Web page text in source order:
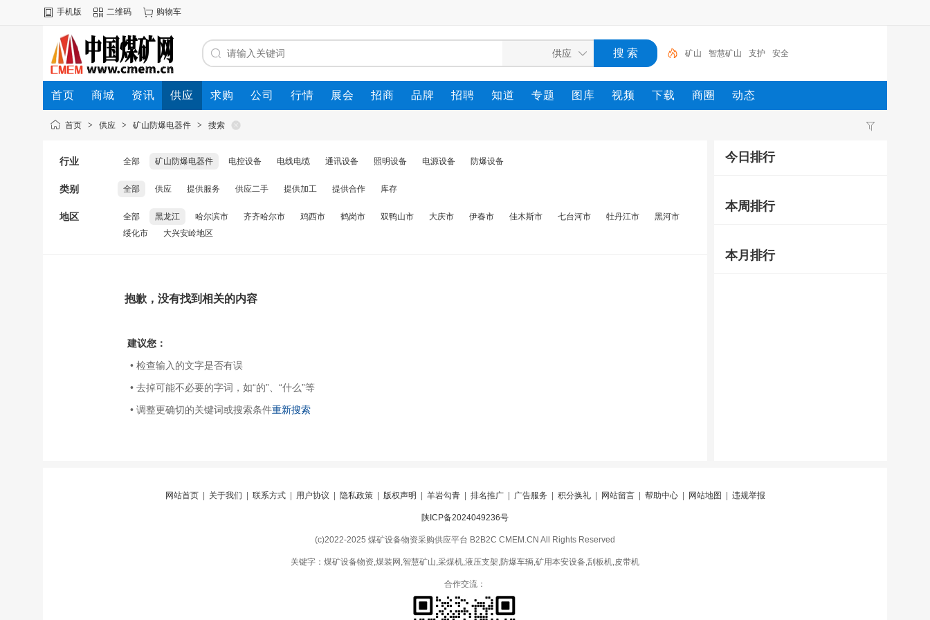
手机版 二维码 购物车
矿山 智慧矿山 支护 安全
首页 商城 资讯 供应 求购 公司 行情 展会 招商 品牌 招聘 知道 专题 图库 视频 下载 商圈 动态
首页 > 供应 > 矿山防爆电器件 > 搜索
行业 全部 矿山防爆电器件 电控设备 电线电缆 通讯设备 照明设备 电源设备 防爆设备
类别 全部 供应 提供服务 供应二手 提供加工 提供合作 库存
地区 全部 黑龙江 哈尔滨市 齐齐哈尔市 鸡西市 鹤岗市 双鸭山市 大庆市 伊春市 佳木斯市 七台河市 牡丹江市
黑河市
绥化市
大兴安岭地区
抱歉，没有找到相关的内容
建议您：
• 检查输入的文字是否有误
• 去掉可能不必要的字词，如“的”、“什么”等
• 调整更确切的关键词或搜索条件重新搜索
今日排行
本周排行
本月排行
网站首页| 关于我们 联系方式| 用户协议 隐私政策| 版权声明 羊岩勾青| 排名推广| 广告服务 积分换礼| 网站留言| 帮助中心| 网站地图 违规举报
陕ICP备2024049236号
(c)2022-2025 煤矿设备物资采购供应平台 B2B2C CMEM.CN All Rights Reserved
关键字：煤矿设备物资,煤装网,智慧矿山,采煤机,液压支架,防爆车辆,矿用本安设备,刮板机,皮带机
合作交流：